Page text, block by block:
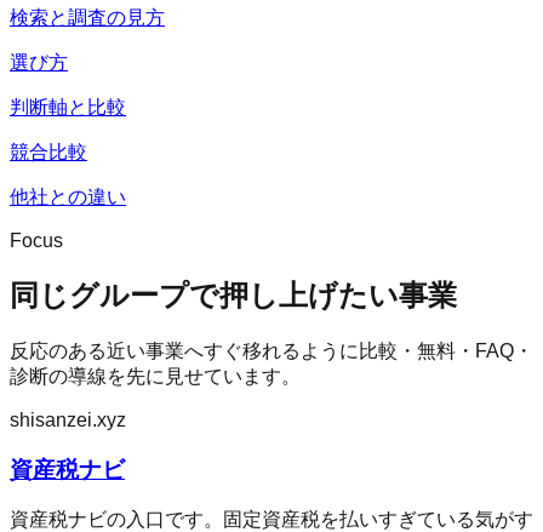
検索と調査の見方
選び方
判断軸と比較
競合比較
他社との違い
Focus
同じグループで押し上げたい事業
反応のある近い事業へすぐ移れるように比較・無料・FAQ・
診断の導線を先に見せています。
shisanzei.xyz
資産税ナビ
資産税ナビの入口です。固定資産税を払いすぎている気がす